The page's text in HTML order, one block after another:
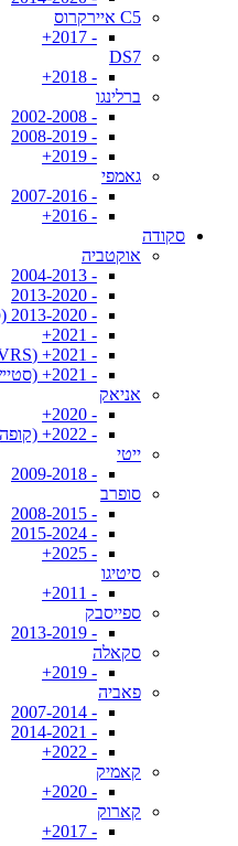
C5 איירקרוס
- 2017+
DS7
- 2018+
ברלינגו
- 2002-2008
- 2008-2019
- 2019+
גאמפי
- 2007-2016
- 2016+
סקודה
אוקטביה
- 2004-2013
- 2013-2020
- 2013-2020 (סטיישן)
- 2021+
- 2021+ (VRS / דיזל / iV פלאג אין)
- 2021+ (סטיישן)
אניאק
- 2020+
- 2022+ (קופה)
ייטי
- 2009-2018
סופרב
- 2008-2015
- 2015-2024
- 2025+
סיטיגו
- 2011+
ספייסבק
- 2013-2019
סקאלה
- 2019+
פאביה
- 2007-2014
- 2014-2021
- 2022+
קאמיק
- 2020+
קארוק
- 2017+